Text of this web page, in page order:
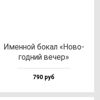
Имен­ной бо­кал «Ново­
год­ний ве­чер»
790 руб